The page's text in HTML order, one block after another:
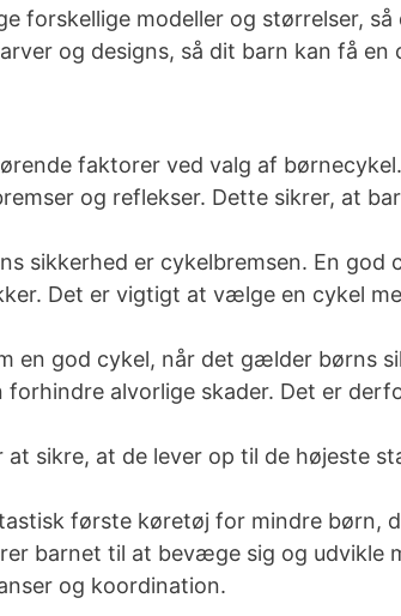
forskellige modeller og størrelser,
og designs, så dit barn kan få en
faktorer ved valg af
og reflekser. Dette sikrer, at
sikkerhed er cykelbremsen. En
Det er vigtigt at vælge en cykel
en god cykel, når det gælder børns
forhindre alvorlige skader. Det er
sikre, at de lever op til de højeste
første køretøj for mindre børn,
barnet til at bevæge sig og
og koordination.